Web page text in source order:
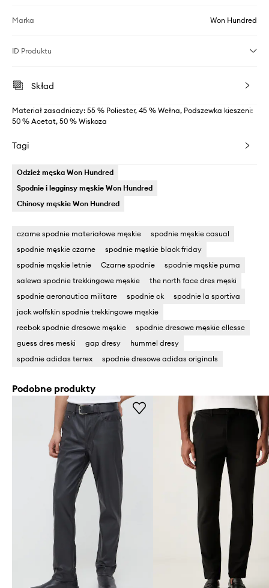
Marka Won Hundred
ID Produktu
Skład
Materiał zasadniczy: 55 % Poliester, 45 % Wełna, Podszewka kieszeni:
50 % Acetat, 50 % Wiskoza
Tagi
Odzież męska Won Hundred
Spodnie i legginsy męskie Won Hundred
Chinosy męskie Won Hundred
czarne spodnie materiałowe męskie
spodnie męskie casual
spodnie męskie czarne
spodnie męskie black friday
spodnie męskie letnie
Czarne spodnie
spodnie męskie puma
salewa spodnie trekkingowe męskie
the north face dres męski
spodnie aeronautica militare
spodnie ck
spodnie la sportiva
jack wolfskin spodnie trekkingowe męskie
reebok spodnie dresowe męskie
spodnie dresowe męskie ellesse
guess dres meski
gap dresy
hummel dresy
spodnie adidas terrex
spodnie dresowe adidas originals
Podobne produkty